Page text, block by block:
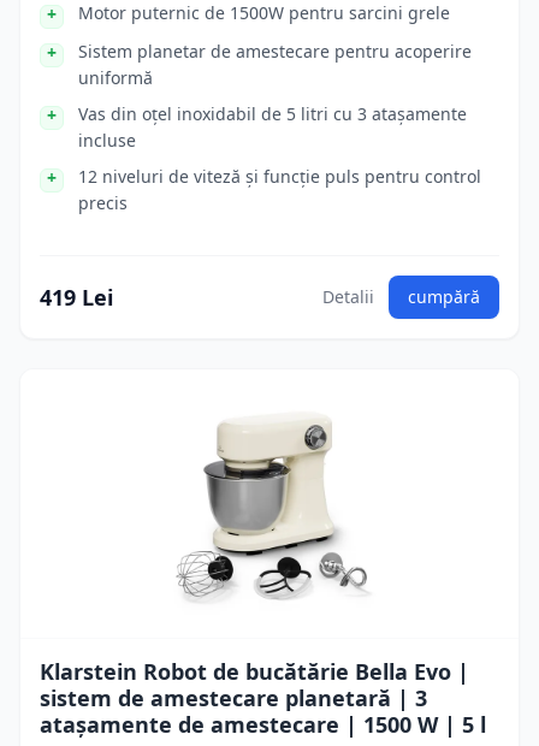
Motor puternic de 1500W pentru sarcini grele
Sistem planetar de amestecare pentru acoperire
uniformă
Vas din oțel inoxidabil de 5 litri cu 3 atașamente
incluse
12 niveluri de viteză și funcție puls pentru control
precis
419 Lei Detalii cumpără
Klarstein Robot de bucătărie Bella Evo |
sistem de amestecare planetară | 3
atașamente de amestecare | 1500 W | 5 l